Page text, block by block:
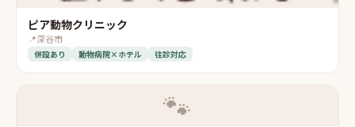
ピア動物クリニック
📍深谷市
併設あり 動物病院×ホテル 往診対応
🐾